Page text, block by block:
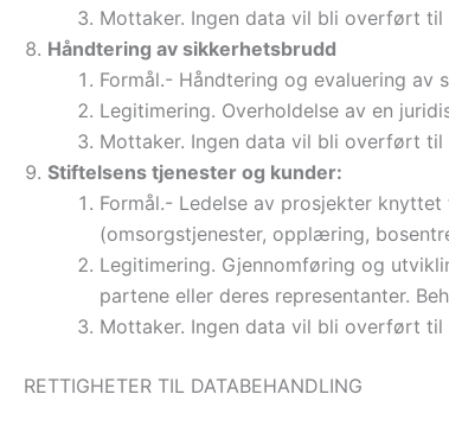
Mottaker. Ingen data vil bli overført
Håndtering av sikkerhetsbrudd
Formål.- Håndtering og evaluering av
Legitimering. Overholdelse av en
Mottaker. Ingen data vil bli overført
Stiftelsens tjenester og kunder:
Formål.- Ledelse av prosjekter
(omsorgstjenester, opplæring,
Legitimering. Gjennomføring og
partene eller deres representanter.
Mottaker. Ingen data vil bli overført
RETTIGHETER TIL DATABEHANDLING